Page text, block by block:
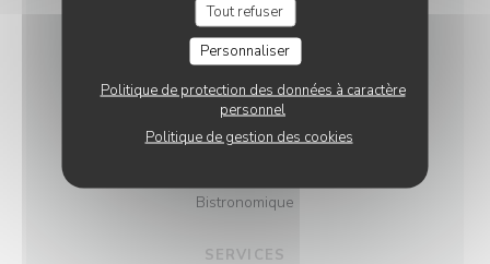
Tout refuser
Personnaliser
Politique de protection des données à caractère
personnel
Politique de gestion des cookies
INFOS PRATIQUES
CUISINE
Traditionnel, Fait maison, Produits frais
Bistronomique
SERVICES